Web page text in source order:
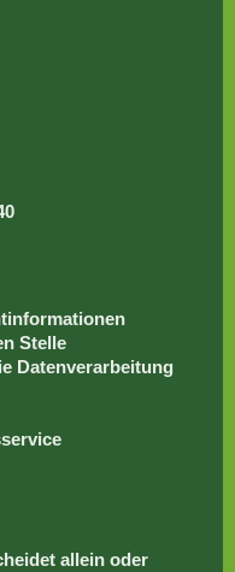
Stelle
Datenverarbeitung
allein oder